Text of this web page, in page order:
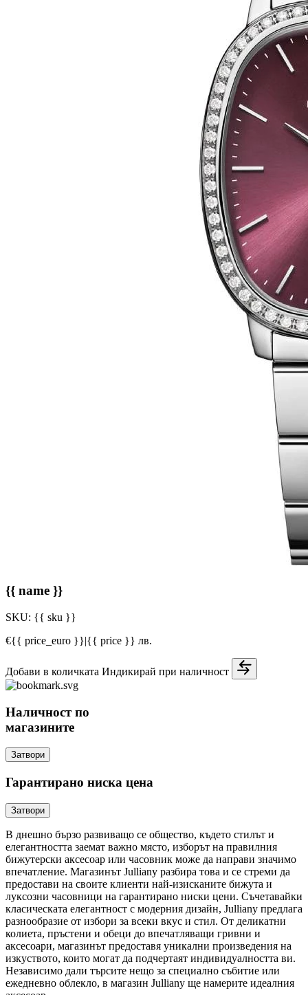
{{ name }}
SKU: {{ sku }}
€{{ price_euro }}|{{ price }} лв.
Добави в количката Индикирай при наличност
Наличност по
магазините
Затвори
Гарантирано ниска цена
Затвори
В днешно бързо развиващо се общество, където стилът и
елегантността заемат важно място, изборът на правилния
бижутерски аксесоар или часовник може да направи значимо
впечатление. Магазинът Julliany разбира това и се стреми да
предостави на своите клиенти най-изисканите бижута и
луксозни часовници на гарантирано ниски цени. Съчетавайки
класическата елегантност с модерния дизайн, Julliany предлага
разнообразие от избори за всеки вкус и стил. От деликатни
колиета, пръстени и обеци до впечатляващи гривни и
аксесоари, магазинът предоставя уникални произведения на
изкуството, които могат да подчертаят индивидуалността ви.
Независимо дали търсите нещо за специално събитие или
ежедневно облекло, в магазин Julliany ще намерите идеалния